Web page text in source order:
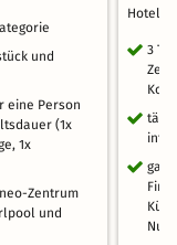
und
eine Person
(1x
1x
Zentrum
und
Hotel
3